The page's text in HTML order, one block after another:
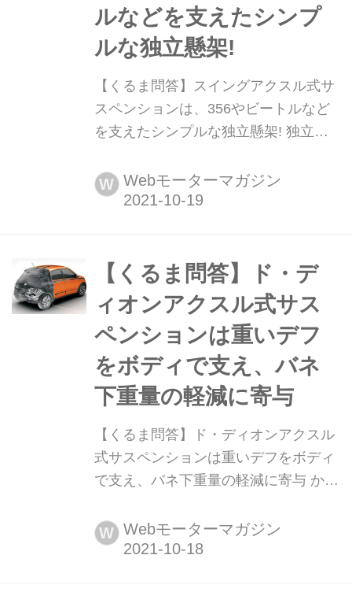
ルなどを支えたシンプ
ルな独立懸架!
【くるま問答】スイングアクスル式サ
スペンションは、356やビートルなど
を支えたシンプルな独立懸架! 独立懸
イングアクスル式サスペンションとい
える。デフと直結するドライブシャフ
くのスポーツカーのサスペンションに
も用いられた形式だ。
W Webモーターマガジン
【くるま問答】ド・デ
ィオンアクスル式サス
ペンションは重いデフ
をボディで支え、バネ
下重量の軽減に寄与
【くるま問答】ド・ディオンアクスル
式サスペンションは重いデフをボディ
で支え、バネ下重量の軽減に寄与 かつ
「ド・ディオンブートン」社が開発し
たことから、その名称を与えられた
W Webモーターマガジン